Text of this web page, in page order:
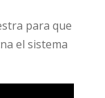
para que
el sistema